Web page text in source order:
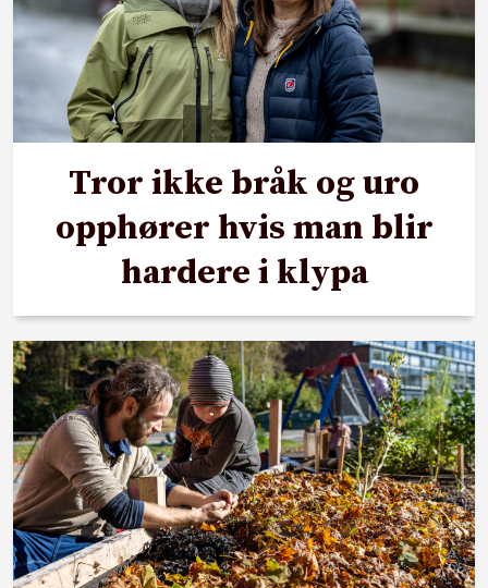
Tror ikke bråk og uro
opphører hvis man blir
hardere i klypa